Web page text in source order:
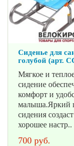
Сиденье для
голубой (арт.
Мягкое и
сидение
комфорт и
малыша.Яркий
сидения создаст
хорошее настр..
700 руб.